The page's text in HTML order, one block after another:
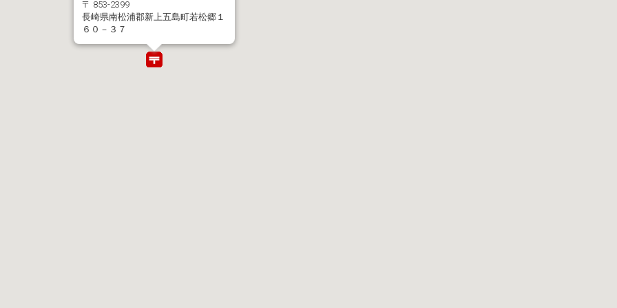
〒 853-2399
長崎県南松浦郡新上五島町若松郷１
６０－３７